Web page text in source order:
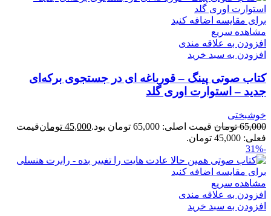
برای مقایسه اضافه کنید
مشاهده سریع
افزودن به علاقه مندی
افزودن به سبد خرید
کتاب صوتی پینگ – قورباغه ای در جستجوی برکه‌ای
جدید – استوارت اوری گلد
خوشبختی
65,000 تومان قیمت اصلی: 65,000 تومان بود. 45,000 تومانقیمت
فعلی: 45,000 تومان.
-31%
برای مقایسه اضافه کنید
مشاهده سریع
افزودن به علاقه مندی
افزودن به سبد خرید